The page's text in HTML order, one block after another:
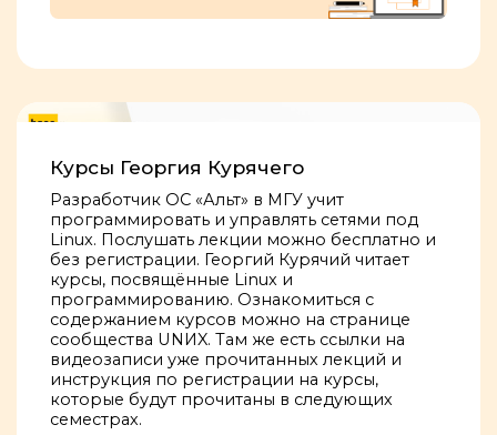
Курсы Георгия Курячего
Разработчик ОС «Альт» в МГУ учит
программировать и управлять сетями под
Linux. Послушать лекции можно бесплатно и
без регистрации. Георгий Курячий читает
курсы, посвящённые Linux и
программированию. Ознакомиться с
содержанием курсов можно на странице
сообщества UNИX. Там же есть ссылки на
видеозаписи уже прочитанных лекций и
инструкция по регистрации на курсы,
которые будут прочитаны в следующих
семестрах.